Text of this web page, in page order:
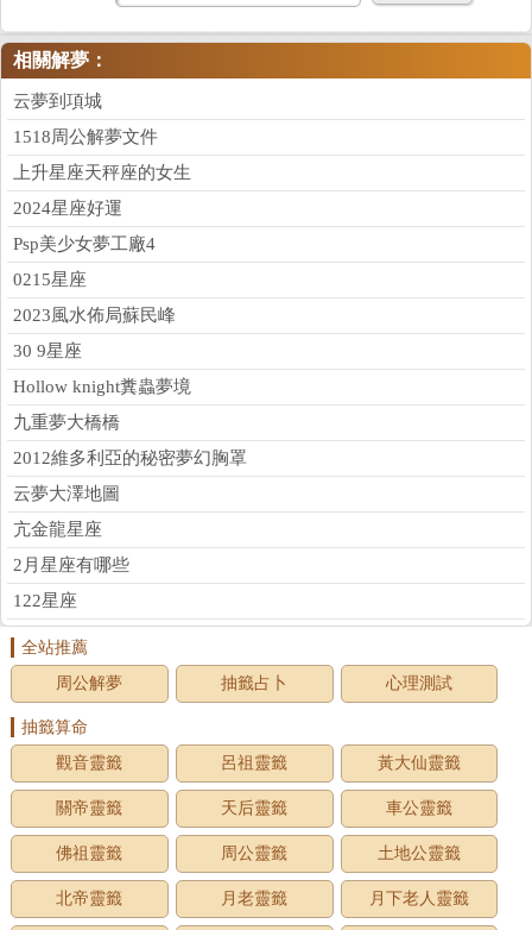
相關解夢：
云夢到項城
1518周公解夢文件
上升星座天秤座的女生
2024星座好運
Psp美少女夢工廠4
0215星座
2023風水佈局蘇民峰
30 9星座
Hollow knight糞蟲夢境
九重夢大橋橋
2012維多利亞的秘密夢幻胸罩
云夢大澤地圖
亢金龍星座
2月星座有哪些
122星座
全站推薦
周公解夢
抽籤占卜 心理測試
抽籤算命
觀音靈籤
呂祖靈籤 黃大仙靈籤
關帝靈籤 天后靈籤 車公靈籤
佛祖靈籤 周公靈籤 土地公靈籤
北帝靈籤 月老靈籤 月下老人靈籤